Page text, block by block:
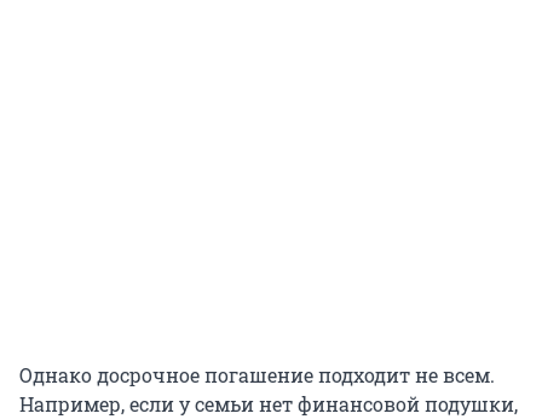
Однако досрочное погашение подходит не всем.
Например, если у семьи нет финансовой подушки,